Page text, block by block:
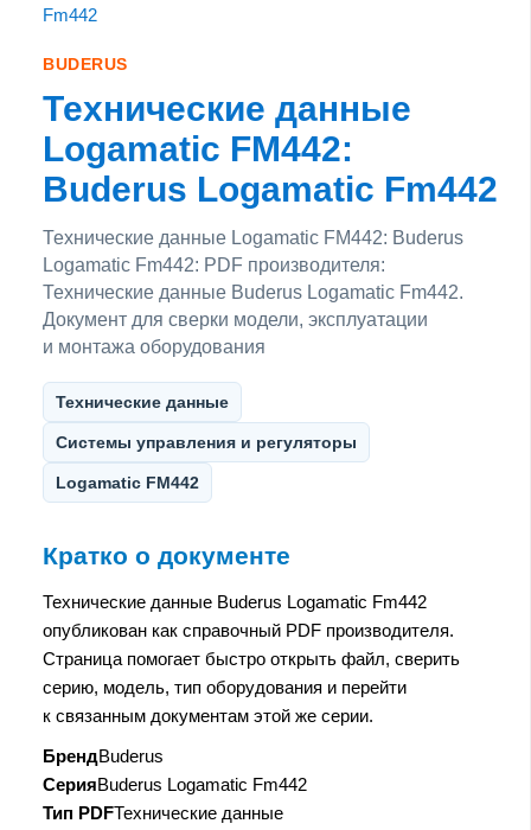
Fm442
BUDERUS
Технические данные
Logamatic FM442:
Buderus Logamatic Fm442
Технические данные Logamatic FM442: Buderus
Logamatic Fm442: PDF производителя:
Технические данные Buderus Logamatic Fm442.
Документ для сверки модели, эксплуатации
и монтажа оборудования
Технические данные
Системы управления и регуляторы
Logamatic FM442
Кратко о документе
Технические данные Buderus Logamatic Fm442
опубликован как справочный PDF производителя.
Страница помогает быстро открыть файл, сверить
серию, модель, тип оборудования и перейти
к связанным документам этой же серии.
БрендBuderus
СерияBuderus Logamatic Fm442
Тип PDFТехнические данные